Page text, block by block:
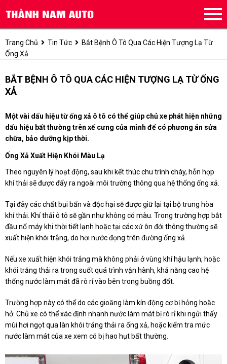
Trang Chủ Tin Tức
Bắt Bệnh Ô Tô Qua Các Hiện Tượng Lạ Từ
Ống Xả
BẮT BỆNH Ô TÔ QUA CÁC HIỆN TƯỢNG LẠ TỪ ỐNG
XẢ
Một vài dấu hiệu từ ống xả ô tô có thể giúp chủ xe phát hiện những
dấu hiệu bất thường trên xế cưng của mình để có phương án sửa
chữa, bảo dưỡng kịp thời.
Ống Xả Xuất Hiện Khói Màu Lạ
Theo nguyên lý hoạt động, sau khi kết thúc chu trình cháy, hỗn hợp
khí thải sẽ được đẩy ra ngoài môi trường thông qua hệ thống ống xả.
Tại đây các chất bụi bẩn và độc hại sẽ được giữ lại tại bộ trung hòa
khí thải. Khí thải ô tô sẽ gần như không có màu. Trong trường hợp bắt
đầu nổ máy khi thời tiết lạnh hoặc tại các xứ ôn đới thông thường sẽ
xuất hiện khói trắng, do hơi nước đọng trên đường ống xả.
Nếu xe xuất hiện khói trắng mà không phải ở vùng khí hậu lạnh, hoặc
khói trắng thải ra trong suốt quá trình vận hành, khả năng cao hệ
thống nước làm mát đã rò rỉ vào bên trong buồng đốt.
Trường hợp này có thể do các gioăng làm kín động cơ bị hỏng hoặc
hở. Chủ xe có thể xác định nhanh nước làm mát bị rò rỉ khi ngửi thấy
mùi hơi ngọt qua làn khói trắng thải ra ống xả, hoặc kiểm tra mức
nước làm mát của xe xem có bị hao hụt bất thường.